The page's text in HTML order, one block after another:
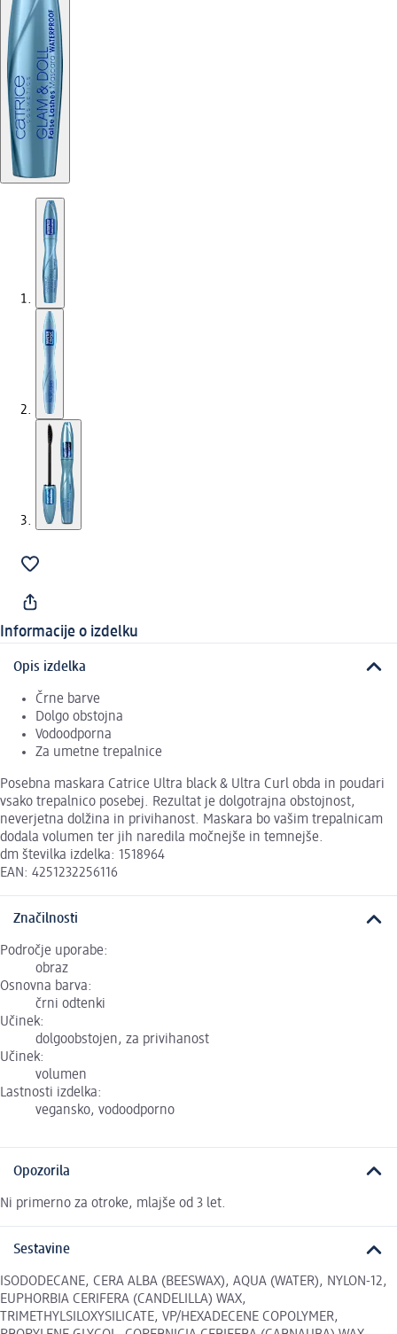
Informacije o izdelku
Opis izdelka
Črne barve
Dolgo obstojna
Vodoodporna
Za umetne trepalnice
Posebna maskara Catrice Ultra black & Ultra Curl obda in poudari
vsako trepalnico posebej. Rezultat je dolgotrajna obstojnost,
neverjetna dolžina in privihanost. Maskara bo vašim trepalnicam
dodala volumen ter jih naredila močnejše in temnejše.
dm številka izdelka: 1518964
EAN: 4251232256116
Značilnosti
Področje uporabe:
obraz
Osnovna barva:
črni odtenki
Učinek:
dolgoobstojen, za privihanost
Učinek:
volumen
Lastnosti izdelka:
vegansko, vodoodporno
Opozorila
Ni primerno za otroke, mlajše od 3 let.
Sestavine
ISODODECANE, CERA ALBA (BEESWAX), AQUA (WATER), NYLON-12,
EUPHORBIA CERIFERA (CANDELILLA) WAX,
TRIMETHYLSILOXYSILICATE, VP/HEXADECENE COPOLYMER,